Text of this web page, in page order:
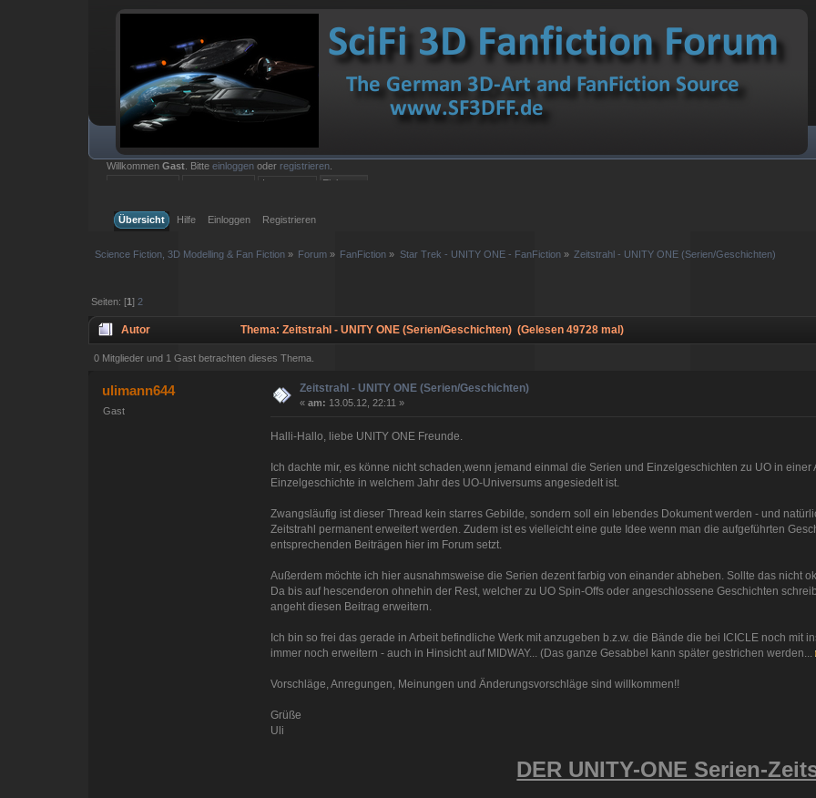
WillkommenGast . Bitteeinloggen oder registrieren
Übersicht
Hilfe Einloggen Registrieren
Science Fiction, 3D Modelling & Fan Fiction» Forum » FanFiction » Star Trek - UNITY ONE - FanFiction» Zeitstrahl - UNITY ONE (Serien/Geschichten)
Seiten: [1 ] 2
Autor Thema: Zeitstrahl - UNITY ONE (Serien/Geschichten) (Gelesen 49728 mal)
0 Mitglieder und 1 Gast betrachten dieses Thema.
ulimann644
Gast
Zeitstrahl - UNITY ONE (Serien/Geschichten)
«am: 13.05.12, 22:11 »
Halli-Hallo, liebe UNITY ONE Freunde.
Ich dachte mir, es könne nicht schaden,wenn jemand einmal die Serien und Einzelgeschichten zu UO in
Einzelgeschichte in welchem Jahr des UO-Universums angesiedelt ist.
Zwangsläufig ist dieser Thread kein starres Gebilde, sondern soll ein lebendes Dokument werden - und
Zeitstrahl permanent erweitert werden. Zudem ist es vielleicht eine gute Idee wenn man die aufgeführten
entsprechenden Beiträgen hier im Forum setzt.
Außerdem möchte ich hier ausnahmsweise die Serien dezent farbig von einander abheben. Sollte das nicht
Da bis auf hescenderon ohnehin der Rest, welcher zu UO Spin-Offs oder angeschlossene Geschichten
angeht diesen Beitrag erweitern.
Ich bin so frei das gerade in Arbeit befindliche Werk mit anzugeben b.z.w. die Bände die bei ICICLE noch mit
immer noch erweitern - auch in Hinsicht auf MIDWAY... (Das ganze Gesabbel kann später gestrichen werden...
Vorschläge, Anregungen, Meinungen und Änderungsvorschläge sind willkommen!!
Grüße
Uli
DER UNITY-ONE Serien-